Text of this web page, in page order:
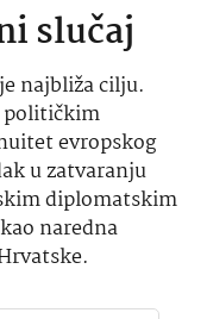
slučaj
najbliža cilju.
političkim
evropskog
u zatvaranju
diplomatskim
naredna